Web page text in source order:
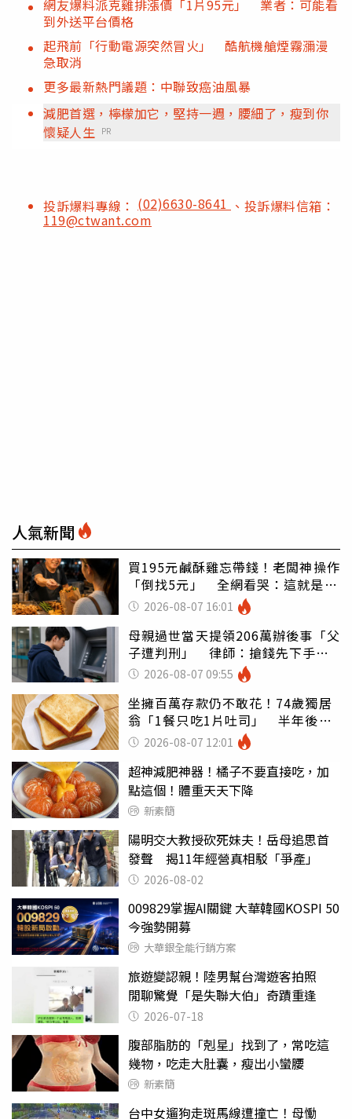
網友爆料派克雞排漲價「1片95元」 業者：可能看
到外送平台價格
起飛前「行動電源突然冒火」 酷航機艙煙霧瀰漫
急取消
更多最新熱門議題：中聯致癌油風暴
減肥首選，檸檬加它，堅持一週，腰細了，瘦到你
懷疑人生 PR
投訴爆料專線： (02)6630-8641 、投訴爆料信箱：
119@ctwant.com
人氣新聞
買195元鹹酥雞忘帶錢！老闆神操作
「倒找5元」 全網看哭：這就是台
灣 2026-08-07 16:01
母親過世當天提領206萬辦後事「父
子遭判刑」 律師：搶錢先下手是
罪 2026-08-07 09:55
坐擁百萬存款仍不敢花！74歲獨居
翁「1餐只吃1片吐司」 半年後暴
瘦嚇壞女兒
2026-08-07 12:01
超神減肥神器！橘子不要直接吃，加
點這個！體重天天下降
新素簡
陽明交大教授砍死妹夫！岳母追思首
發聲 揭11年經營真相駁「爭產」
2026-08-02
009829掌握AI關鍵 大華韓國KOSPI 50
今強勢開募
大華銀全能行銷方案
旅遊變認親！陸男幫台灣遊客拍照
閒聊驚覺「是失聯大伯」奇蹟重逢
2026-07-18
腹部脂肪的「剋星」找到了，常吃這
幾物，吃走大肚囊，瘦出小蠻腰
新素簡
台中女遛狗走斑馬線遭撞亡！母慟